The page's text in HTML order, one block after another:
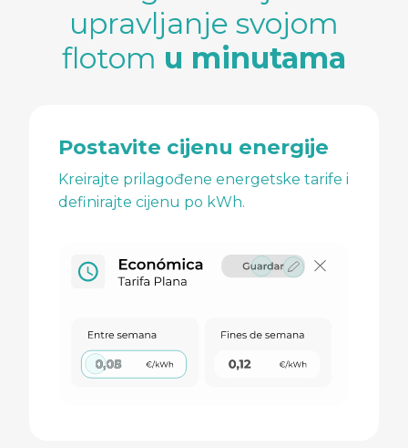
upravljanje svojom
flotom u minutama
Postavite cijenu energije
Kreirajte prilagođene energetske tarife i
definirajte cijenu po kWh.